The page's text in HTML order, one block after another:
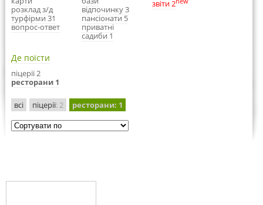
розклад з/д
турфірми 31
вопрос-ответ
відпочинку 3
пансіонати 5
приватні
садиби 1
звіти 2
Де поїсти
піцерії 2
ресторани 1
всі піцерії: 2 ресторани: 1